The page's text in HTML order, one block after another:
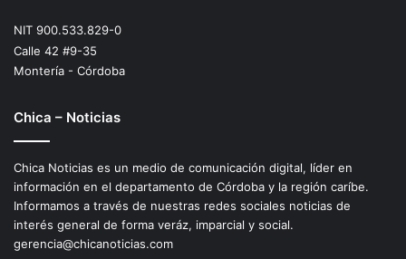
NIT 900.533.829-0
Calle 42 #9-35
Montería - Córdoba
Chica – Noticias
Chica Noticias es un medio de comunicación digital, líder en
información en el departamento de Córdoba y la región caríbe.
Informamos a través de nuestras redes sociales noticias de
interés general de forma veráz, imparcial y social.
gerencia@chicanoticias.com